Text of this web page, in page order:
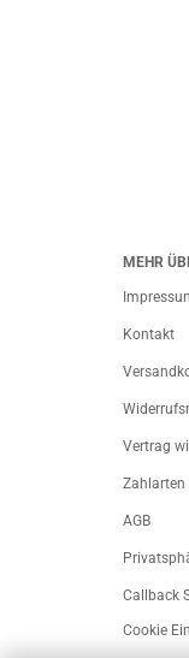
MEHR
Kontakt
Vertrag
Zahlarten
AGB
Callback
Cookie